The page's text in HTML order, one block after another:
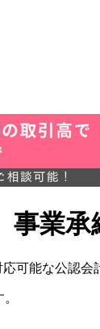
事業
可能な公認会